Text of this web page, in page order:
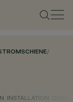
/
INSTALLATION